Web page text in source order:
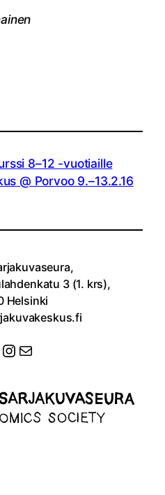
8–12 -vuotiaille
@ Porvoo 9.–13.2.16
3 (1. krs),
Helsinki
Instagram
Sähköposti